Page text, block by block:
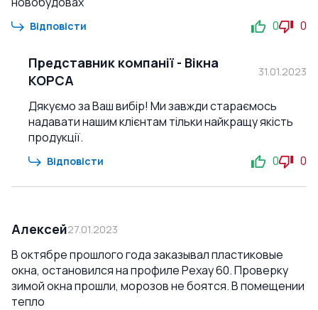
Відповісти 0 0
Представник компанії - Вікна
КОРСА
31.01.2023
Дякуємо за Ваш вибір! Ми завжди стараємось
надавати нашим клієнтам тільки найкращу якість
продукції.
Відповісти 0 0
Алексей27.01.2023
В октябре прошлого года заказывал пластиковые
окна, остановился на профиле Рехау 60. Проверку
зимой окна прошли, морозов не боятся. В помещении
тепло